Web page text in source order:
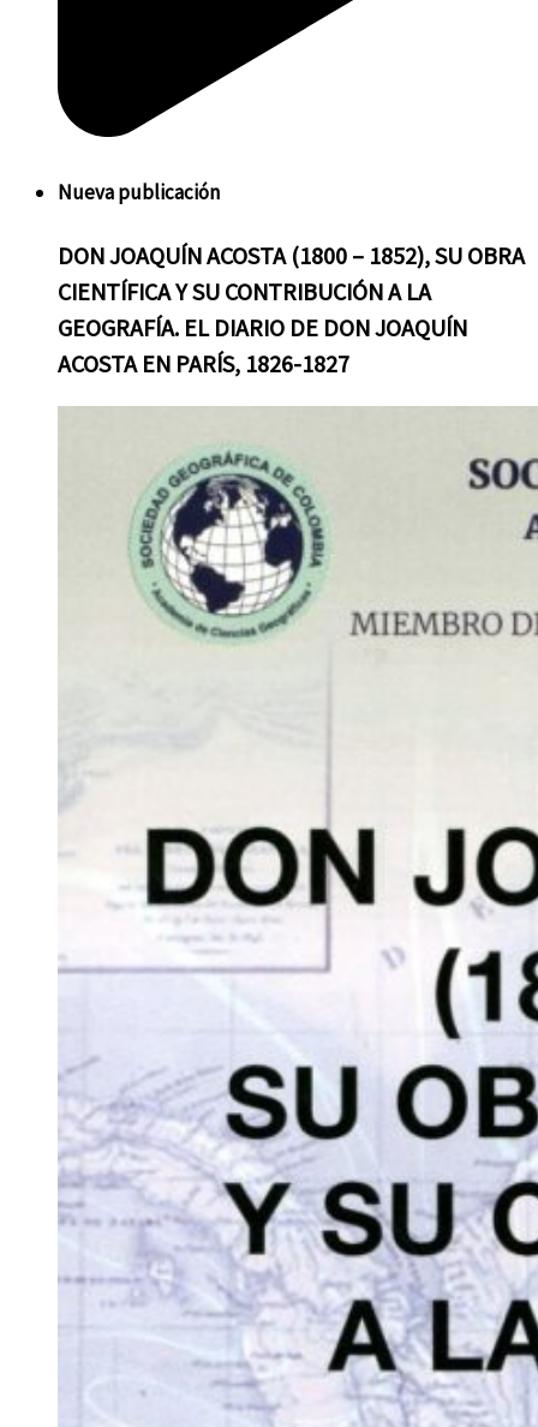
Nuevapublicación
DONJOAQUÍN ACOSTA (1800 – 1852), SU OBRA
CIENTÍFICA Y SU CONTRIBUCIÓN A LA
GEOGRAFÍA. EL DIARIO DE DON JOAQUÍN
ACOSTA EN PARÍS, 1826-1827